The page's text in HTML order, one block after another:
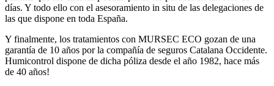
días. Y todo ello con el asesoramiento in situ de las delegaciones de
las que dispone en toda España.
Y finalmente, los tratamientos con MURSEC ECO gozan de una
garantía de 10 años por la compañía de seguros Catalana Occidente.
Humicontrol dispone de dicha póliza desde el año 1982, hace más
de 40 años!